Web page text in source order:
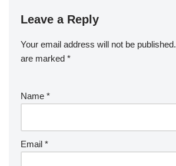
Leave a Reply
Your email address will not be published.
are marked *
Name *
Email *